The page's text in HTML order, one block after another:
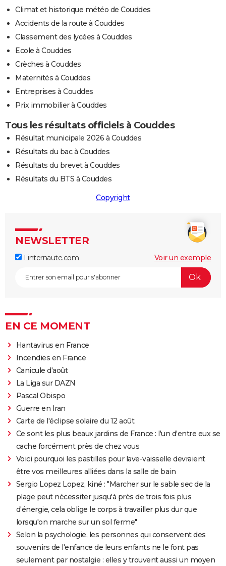
Climat et historique météo de Couddes
Accidents de la route à Couddes
Classement des lycées à Couddes
Ecole à Couddes
Crèches à Couddes
Maternités à Couddes
Entreprises à Couddes
Prix immobilier à Couddes
Tous les résultats officiels à Couddes
Résultat municipale 2026 à Couddes
Résultats du bac à Couddes
Résultats du brevet à Couddes
Résultats du BTS à Couddes
Copyright
NEWSLETTER
Linternaute.com Voir un exemple
EN CE MOMENT
Hantavirus en France
Incendies en France
Canicule d'août
La Liga sur DAZN
Pascal Obispo
Guerre en Iran
Carte de l'éclipse solaire du 12 août
Ce sont les plus beaux jardins de France : l'un d'entre eux se
cache forcément près de chez vous
Voici pourquoi les pastilles pour lave-vaisselle devraient
être vos meilleures alliées dans la salle de bain
Sergio Lopez Lopez, kiné : "Marcher sur le sable sec de la
plage peut nécessiter jusqu'à près de trois fois plus
d'énergie, cela oblige le corps à travailler plus dur que
lorsqu'on marche sur un sol ferme"
Selon la psychologie, les personnes qui conservent des
souvenirs de l'enfance de leurs enfants ne le font pas
seulement par nostalgie : elles y trouvent aussi un moyen